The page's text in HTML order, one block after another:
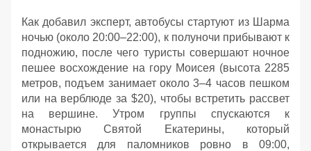
Как добавил эксперт, автобусы стартуют из Шарма
ночью (около 20:00–22:00), к полуночи прибывают к
подножию, после чего туристы совершают ночное
пешее восхождение на гору Моисея (высота 2285
метров, подъем занимает около 3–4 часов пешком
или на верблюде за $20), чтобы встретить рассвет
на вершине. Утром группы спускаются к
монастырю Святой Екатерины, который
открывается для паломников ровно в 09:00,